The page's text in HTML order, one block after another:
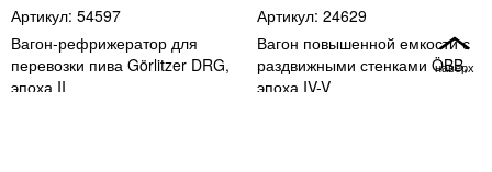
54597
Вагон-рефрижератор для
перевозки пива Görlitzer DRG,
эпоха II
24629
Вагон повышенной емкости с
раздвижными стенками ÖBB,
эпоха IV-V